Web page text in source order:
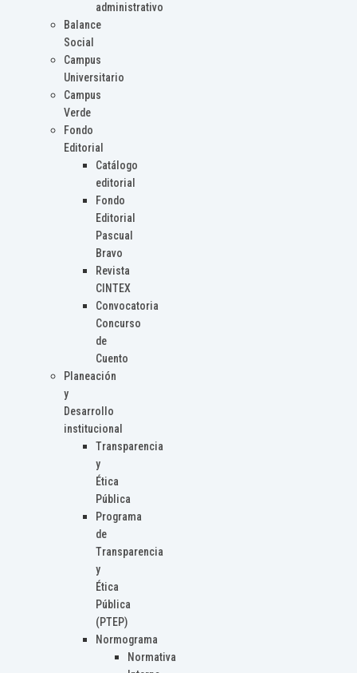
administrativo
Balance
Social
Campus
Universitario
Campus
Verde
Fondo
Editorial
Catálogo
editorial
Fondo
Editorial
Pascual
Bravo
Revista
CINTEX
Convocatoria
Concurso
de
Cuento
Planeación
y
Desarrollo
institucional
Transparencia
y
Ética
Pública
Programa
de
Transparencia
y
Ética
Pública
(PTEP)
Normograma
Normativa